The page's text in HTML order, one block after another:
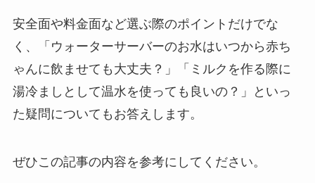
安全面や料金面など選ぶ際のポイントだけでな
く、「ウォーターサーバーのお水はいつから赤ち
ゃんに飲ませても大丈夫？」「ミルクを作る際に
湯冷ましとして温水を使っても良いの？」といっ
た疑問についてもお答えします。
ぜひこの記事の内容を参考にしてください。